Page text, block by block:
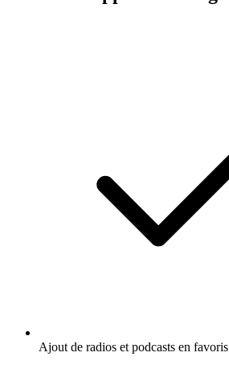
Ajout de radios et podcasts en favoris